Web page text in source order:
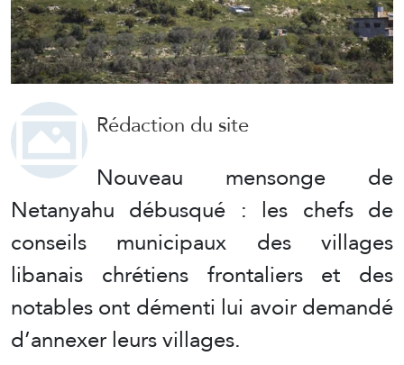
Rédaction du site
Nouveau mensonge de
Netanyahu débusqué : les chefs de
conseils municipaux des villages
libanais chrétiens frontaliers et des
notables ont démenti lui avoir demandé
d’annexer leurs villages.